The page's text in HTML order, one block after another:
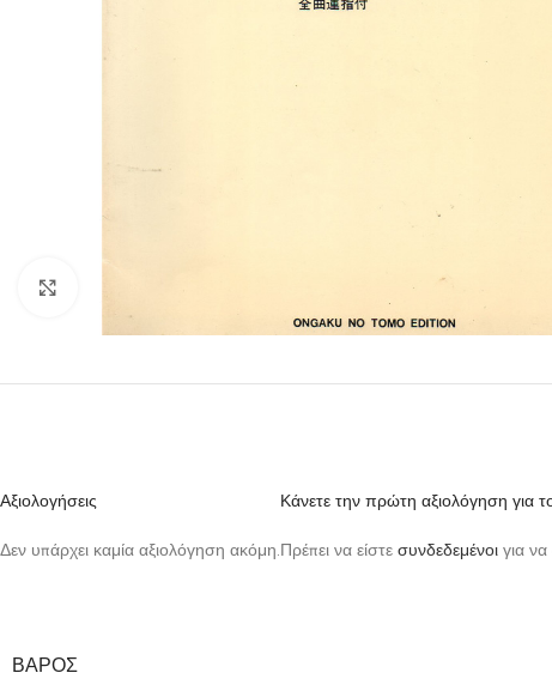
Αξιολογήσεις
Δεν υπάρχει καμία αξιολόγηση ακόμη.
Κάνετε την πρώτη αξιολόγηση για
Πρέπει να είστε συνδεδεμένοι για να
ΒΆΡΟΣ